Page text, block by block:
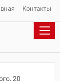
Контакты
20